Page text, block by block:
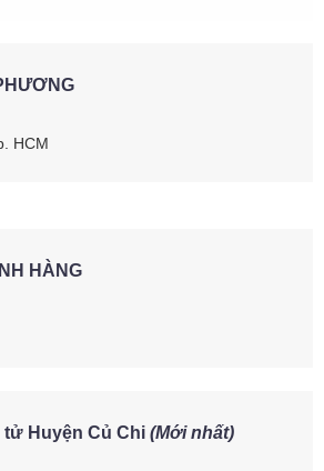
HCM
HÀNG
Huyện Củ Chi (Mới nhất)